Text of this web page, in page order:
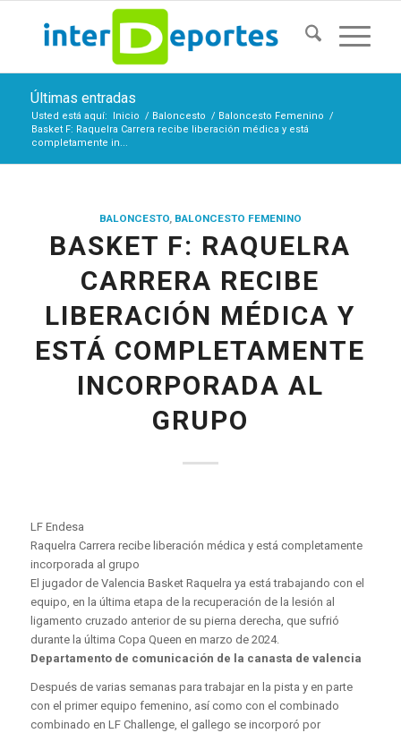
Últimas entradas
Usted está aquí: Inicio / Baloncesto / Baloncesto Femenino /
Basket F: Raquelra Carrera recibe liberación médica y está
completamente in...
BALONCESTO, BALONCESTO FEMENINO
BASKET F: RAQUELRA
CARRERA RECIBE
LIBERACIÓN MÉDICA Y
ESTÁ COMPLETAMENTE
INCORPORADA AL
GRUPO
LF Endesa
Raquelra Carrera recibe liberación médica y está completamente
incorporada al grupo
El jugador de Valencia Basket Raquelra ya está trabajando con el
equipo, en la última etapa de la recuperación de la lesión al
ligamento cruzado anterior de su pierna derecha, que sufrió
durante la última Copa Queen en marzo de 2024.
Departamento de comunicación de la canasta de valencia
Después de varias semanas para trabajar en la pista y en parte
con el primer equipo femenino, así como con el combinado
combinado en LF Challenge, el gallego se incorporó por